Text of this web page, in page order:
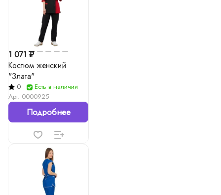
1 071 ₽
Костюм женский
"Злата"
0
Есть в наличии
Арт. 0000925
Подробнее